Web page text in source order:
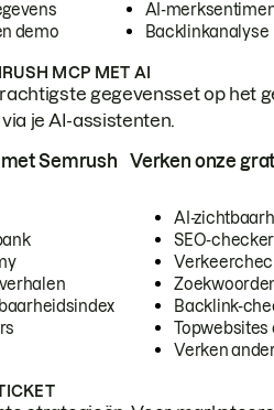
demo
AI-
Backlinkanalyse
MCP MET AI
gegevensset op het
je AI-assistenten.
Semrush Verken onze
AI-
SEO-checker
Backlink-
Topwebsites
Verken